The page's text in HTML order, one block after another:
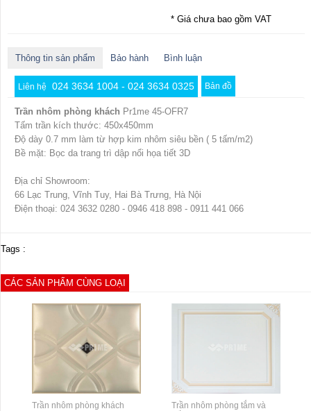
* Giá chưa bao gồm VAT
Thông tin sản phẩm Bảo hành Bình luận
Liên hệ 024 3634 1004 - 024 3634 0325 Bản đồ
Trần nhôm phòng khách Pr1me 45-OFR7
Tấm trần kích thước: 450x450mm
Độ dày 0.7 mm làm từ hợp kim nhôm siêu bền ( 5 tấm/m2)
Bề mặt: Bọc da trang trì dập nổi họa tiết 3D
Địa chỉ Showroom:
66 Lạc Trung, Vĩnh Tuy, Hai Bà Trưng, Hà Nội
Điện thoại: 024 3632 0280 - 0946 418 898 - 0911 441 066
Tags :
CÁC SẢN PHẨM CÙNG LOẠI
Trần nhôm phòng khách
Trần nhôm phòng tắm và